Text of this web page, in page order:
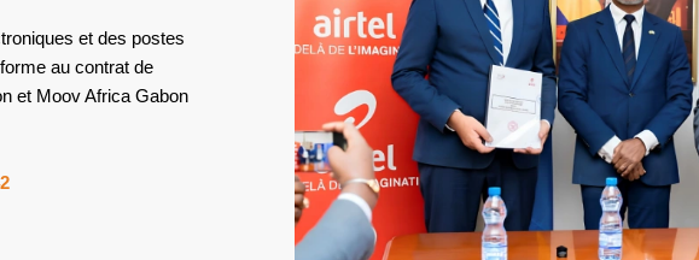
et des postes
au contrat de
et Moov Africa Gabon